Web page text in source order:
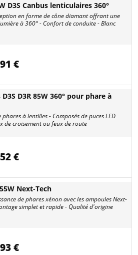
D3S Canbus lenticulaires 360°
en forme de cône diamant offrant une
à 360° - Confort de conduite - Blanc
€
D3R 85W 360° pour phare à
à lentilles - Composés de puces LED
de croisement ou feux de route
€
Next-Tech
de phares xénon avec les ampoules Next-
simplet et rapide - Qualité d'origine
€